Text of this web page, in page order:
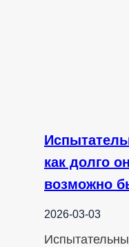
как долго
возможно
2026-03-03